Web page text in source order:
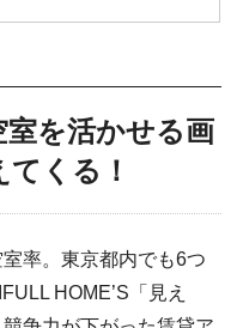
を活かせる画
くる！
率。東京都内でも6つ
HOME’S「見え